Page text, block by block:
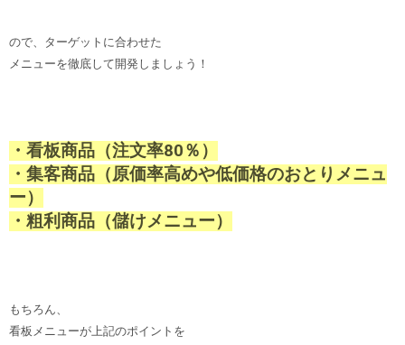
ので、ターゲットに合わせた
メニューを徹底して開発しましょう！
・看板商品（注文率80％）
・集客商品（原価率高めや低価格のおとりメニュ
ー）
・粗利商品（儲けメニュー）
もちろん、
看板メニューが上記のポイントを